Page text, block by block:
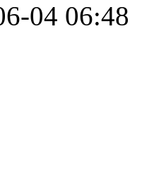
04 06:48